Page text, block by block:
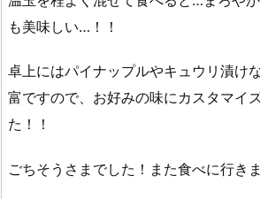
も美味しい…！！
卓上にはパイナップルやキュウリ漬け
富ですので、お好みの味にカスタマイ
た！！
ごちそうさまでした！また食べに行き